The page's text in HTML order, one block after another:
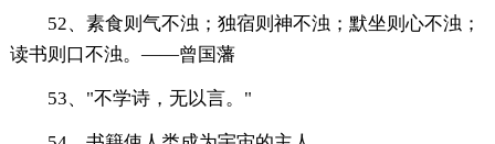
52、素食则气不浊；独宿则神不浊；默坐则心不浊；
读书则口不浊。——曾国藩
53、"不学诗，无以言。"